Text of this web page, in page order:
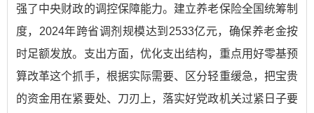
强了中央财政的调控保障能力。建立养老保险全国统筹制
度，2024年跨省调剂规模达到2533亿元，确保养老金按
时足额发放。支出方面，优化支出结构，重点用好零基预
算改革这个抓手，根据实际需要、区分轻重缓急，把宝贵
的资金用在紧要处、刀刃上，落实好党政机关过紧日子要